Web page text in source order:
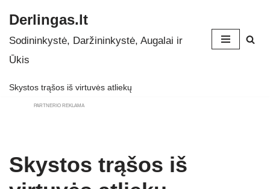
Skip
to
Derlingas.lt
Sodininkystė, Daržininkystė, Augalai ir
Ūkis
Skystos trąšos iš virtuvės atliekų
PARTNERIO REKLAMA
Skystos trąšos iš